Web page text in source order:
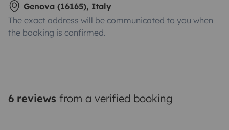
Genova (16165), Italy
The exact address will be communicated to you when
the booking is confirmed.
6 reviews from a verified booking